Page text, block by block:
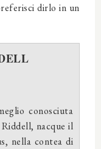
dirlo in un
conosciuta
nacque il
nella contea di